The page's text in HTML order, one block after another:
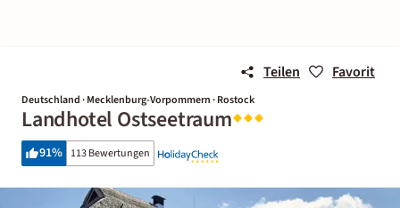
Teilen Favorit
Deutschland · Mecklenburg-Vorpommern · Rostock
Landhotel Ostseetraum
91% 113 Bewertungen